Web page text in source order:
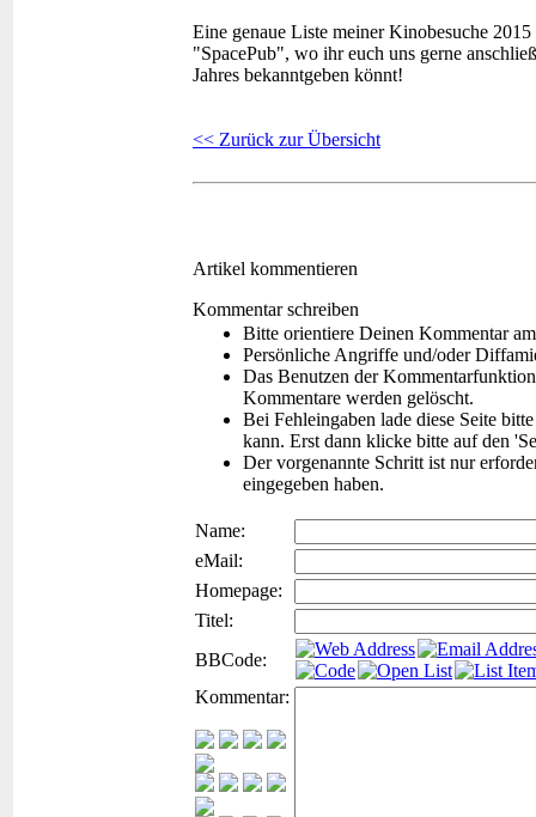
Eine genaue Liste meiner Kinobesuche
"SpacePub", wo ihr euch uns gerne
Jahres bekanntgeben könnt!
<< Zurück zur Übersicht
Artikel kommentieren
Kommentar schreiben
Bitte orientiere Deinen Kommentar
Persönliche Angriffe und/oder
Das Benutzen der
Kommentare werden gelöscht.
Bei Fehleingaben lade diese Seite
kann. Erst dann klicke bitte auf den
Der vorgenannte Schritt ist nur
eingegeben haben.
Name:
eMail:
Homepage:
Titel:
BBCode:
Kommentar: